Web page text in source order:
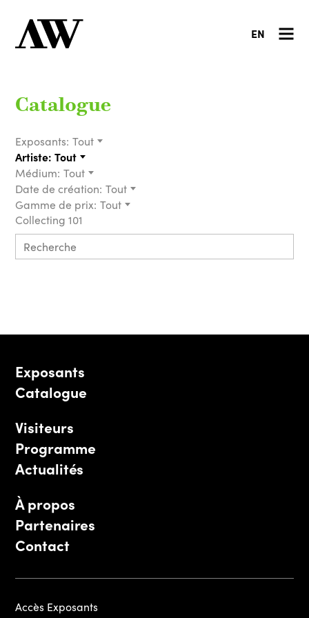
EN
Catalogue
Exposants: Tout
Artiste: Tout
Médium: Tout
Date de création: Tout
Gamme de prix: Tout
Collecting 101
Exposants
Catalogue
Visiteurs
Programme
Actualités
À propos
Partenaires
Contact
Accès Exposants